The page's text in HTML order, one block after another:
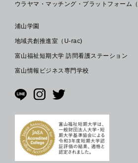
ウラヤマ・マッチング・プラットフォーム（
浦山学園
地域共創推進室（U-rac)
富山福祉短期大学 訪問看護ステーション
富山情報ビジネス専門学校